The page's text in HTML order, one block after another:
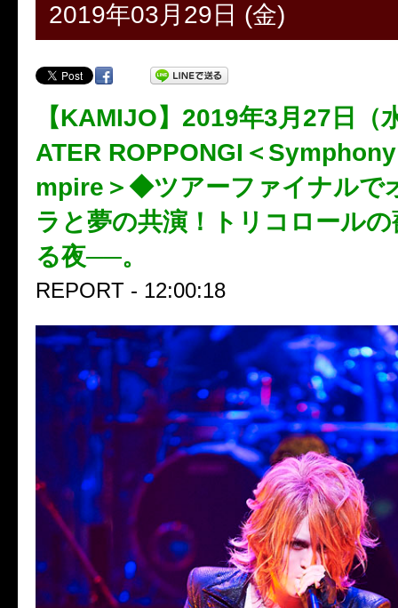
2019年03月29日 (金)
【KAMIJO】2019年3月27日（
ATER ROPPONGI＜
mpire＞◆ツアーファイナルで
ラと夢の共演！トリコロール
る夜──。
REPORT - 12:00:18